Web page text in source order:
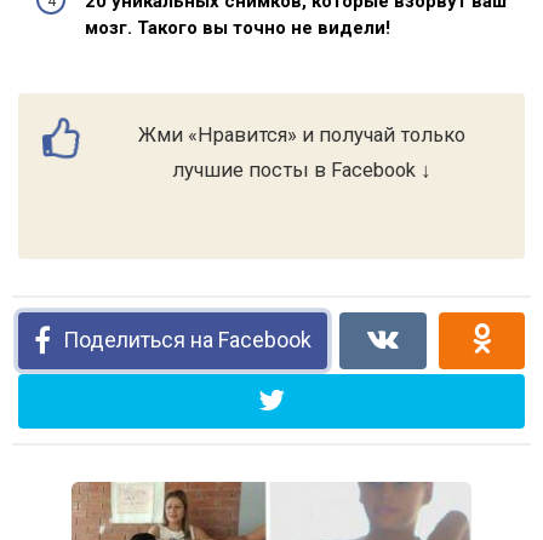
мозг. Такого вы точно не видели!
Жми «Нравится» и получай только
лучшие посты в Facebook ↓
Поделиться на Facebook